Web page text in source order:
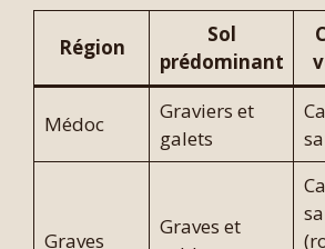
Région
Sol
prédominant
Médoc
Graviers et
galets
Graves
Graves et